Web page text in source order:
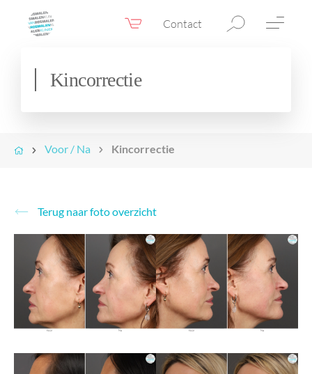
Contact
Webshop NL
Ooglidcorrectie
Confidence Booster®
Voor & na foto’s
Tarieven
Blogs
Over ons
Kincorrectie
Voor / Na Kincorrectie
Terug naar foto overzicht